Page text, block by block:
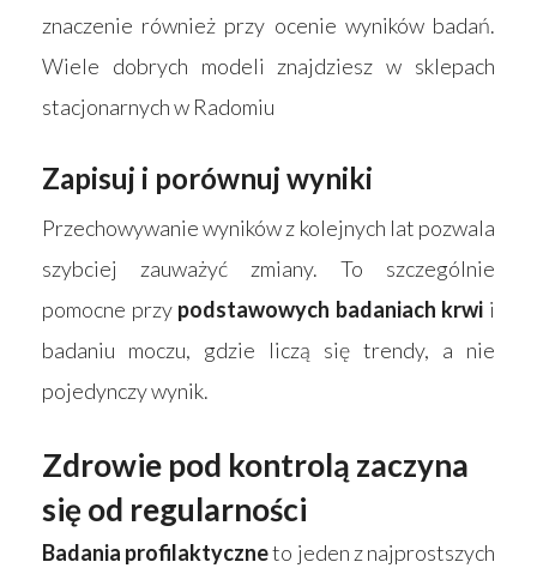
znaczenie również przy ocenie wyników badań.
Wiele dobrych modeli znajdziesz w sklepach
stacjonarnych w Radomiu
Zapisuj i porównuj wyniki
Przechowywanie wyników z kolejnych lat pozwala
szybciej zauważyć zmiany. To szczególnie
pomocne przy podstawowych badaniach krwi i
badaniu moczu, gdzie liczą się trendy, a nie
pojedynczy wynik.
Zdrowie pod kontrolą zaczyna
się od regularności
Badania profilaktyczneto jeden z najprostszych